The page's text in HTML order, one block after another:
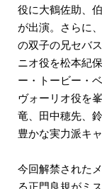
役に大鶴佐助、
が出演。さらに
の双子の兄セバ
ニオ役を松本紀
ー・トービー・
ヴォーリオ役を
竜、田中穂先、
豊かな実力派キ
今回解禁された